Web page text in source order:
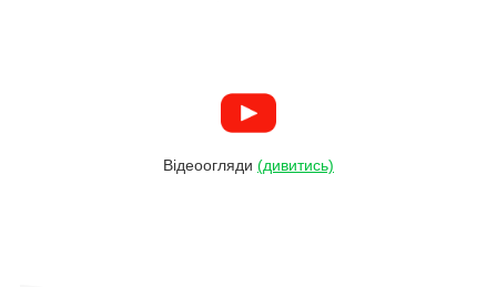
Відеоогляди (дивитись)